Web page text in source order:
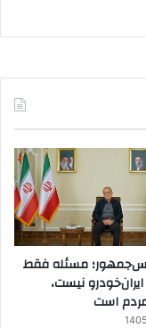
مسئله فقط
نیست،
است